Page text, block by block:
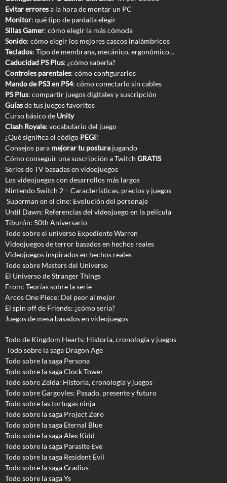
Evitar erroresa la hora de montar un PC
Monitor: qué tipo de pantalla elegir
Sillas Gamer: cómo elegir la más cómoda
Sonido: cómo elegir los mejores cascos inalámbricos
Teclados: Tipo de membrana, mecánico, ergonómico…
Caducidad PS Plus: ¿cómo saberla?
Controles parentales: cómo configurarlos
Mando de PS3 en PS4: cómo conectarlo sin cables
PS Plus: compartir juegos digitales y suscripción
Guíasde tus juegos favoritos
Curso básico de Unity
Clash Royale: vocabulario del juego
¿Qué significa el código PEGI?
Consejos para mejorar tu postura jugando
Cómo conseguir una suscripción a Twitch GRATIS
Series de TV basadas en videojuegos
Los videojuegos con desarrollos más largos
Nintendo Switch 2 – Características, precios y juegos
Superman en el cine: Evolución del personaje
Until Dawn: Referencias del videojuego en la película
Tiburón: 50th Aniversario
Todo sobre el universo Expediente Warren
Videojuegos de terror basados en hechos reales
Videojuegos inspirados en hechos reales
Todo sobre Masters del Universo
El Universo de Stranger Things
From: Teorías sobre la serie
Arcos One Piece: Del peor al mejor
El spin off de Friends: ¿cómo sería?
Juegos de mesa basados en videojuegos
Todo de Kingdom Hearts: Historia, cronología y juegos
Todo sobre la saga Dragon Age
Todo sobre la saga Persona
Todo sobre la saga Clock Tower
Todo sobre Zelda: Historia, cronología y juegos
Todo sobre Gargoyles: Pasado, presente y futuro
Todo sobre las tortugas ninja
Todo sobre la saga Project Zero
Todo sobre la saga Eternal Blue
Todo sobre la saga Alex Kidd
Todo sobre la saga Parasite Eve
Todo sobre la saga Resident Evil
Todo sobre la saga Gradius
Todo sobre la saga Ys